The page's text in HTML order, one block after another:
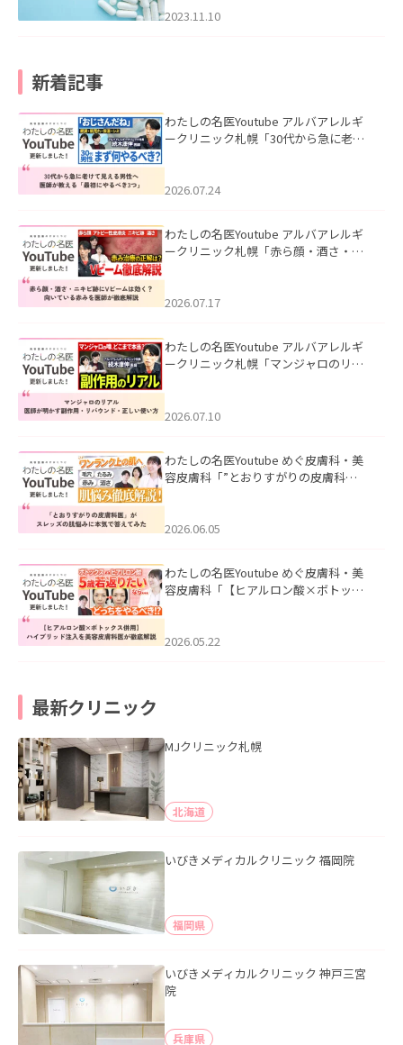
2023.11.10
新着記事
わたしの名医Youtube アルバアレルギ
ークリニック札幌「30代から急に老け
た。
2026.07.24
わたしの名医Youtube アルバアレルギ
ークリニック札幌「赤ら顔・酒さ・ニ
した。
2026.07.17
わたしの名医Youtube アルバアレルギ
ークリニック札幌「マンジャロのリア
た。
2026.07.10
わたしの名医Youtube めぐ皮膚科・美
容皮膚科「”とおりすがりの皮膚科
2026.06.05
わたしの名医Youtube めぐ皮膚科・美
容皮膚科「【ヒアルロン酸×ボトック
た。
2026.05.22
最新クリニック
MJクリニック札幌
北海道
いびきメディカルクリニック 福岡院
福岡県
いびきメディカルクリニック 神戸三宮
院
兵庫県